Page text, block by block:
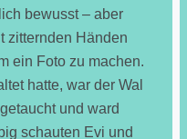
bewusst – aber
zitternden Händen
ein Foto zu machen.
hatte, war der Wal
und ward
schauten Evi und